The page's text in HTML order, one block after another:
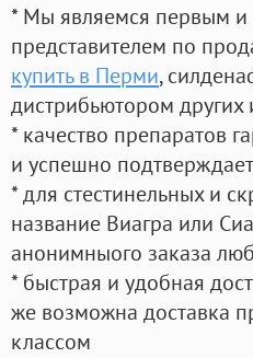
* Мы являемся первым и
представителем по
купить в Перми,
дистрибьютором других
* качество препаратов
и успешно
* для стестинельных и
название Виагра или
анонимныого заказа
* быстрая и удобная
же возможна доставка
классом